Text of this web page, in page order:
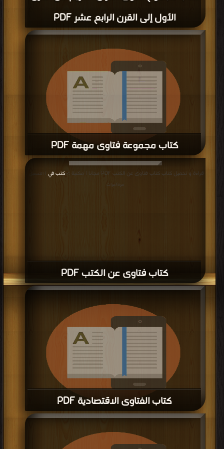
الأول إلى القرن الرابع عشر PDF
كتاب مجموعة فتاوى مهمة PDF
قراءة و تحميل كتاب كتاب مجموعة فتاوى مهمة PDF مجانا | مكتبة >
موقع| التحميل : مرة/مرات
كتاب فتاوى عن الكتب PDF
قراءة و تحميل كتاب كتاب فتاوى عن الكتب PDF مجانا | مكتبة > كتب في
| التحميل :
مرة/مرات
كتاب الفتاوى الاقتصادية PDF
قراءة و تحميل كتاب كتاب الفتاوى الاقتصادية PDF مجانا | مكتبة > كتب في احلى
التحميل : مرة/مرات